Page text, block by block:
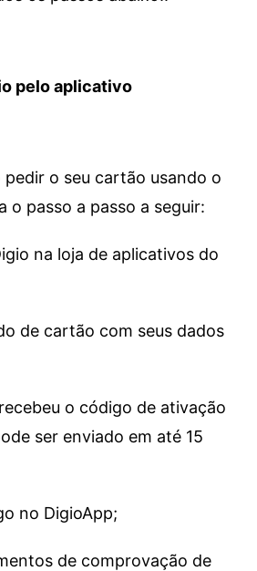
pelo aplicativo
pedir o seu cartão usando o
o passo a passo a seguir:
na loja de aplicativos do
de cartão com seus dados
o código de ativação
ser enviado em até 15
no DigioApp;
de comprovação de